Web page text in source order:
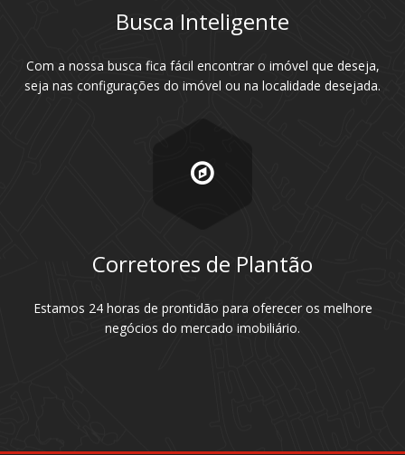
Busca Inteligente
Com a nossa busca fica fácil encontrar o imóvel que deseja,
seja nas configurações do imóvel ou na localidade desejada.
Corretores de Plantão
Estamos 24 horas de prontidão para oferecer os melhore
negócios do mercado imobiliário.